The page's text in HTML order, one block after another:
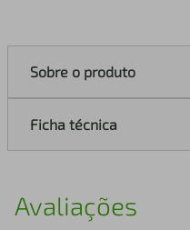
Sobre o produto
Ficha técnica
Avaliações